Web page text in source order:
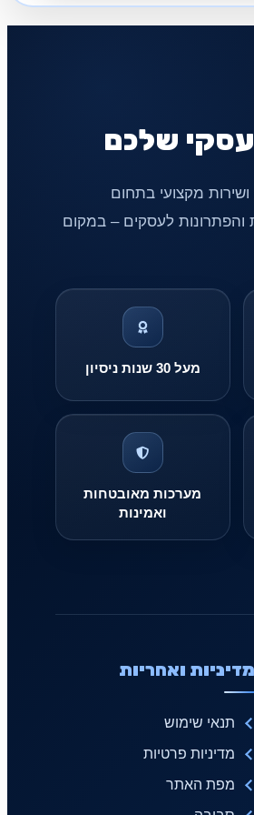
שלכם
ושירות מקצועי בתחום
והפתרונות לעסקים – במקום
מעל 30 שנות ניסיון
מערכות מאובטחות
ואמינות
מדיניות ואחריות
תנאי שימוש
מדיניות פרטיות
מפת האתר